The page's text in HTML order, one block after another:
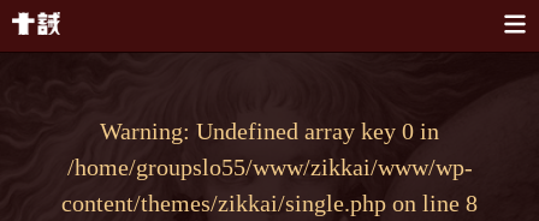
Warning: Undefined array key 0 in
/home/groupslo55/www/zikkai/www/wp-
content/themes/zikkai/single.php on line 8